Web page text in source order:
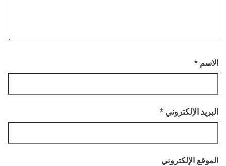
الاسم *
البريد الإلكتروني *
الموقع الإلكتروني